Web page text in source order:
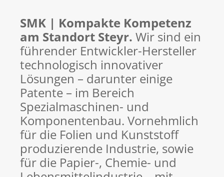
SMK | Kompakte Kompetenz
am Standort Steyr. Wir sind ein
führender Entwickler-Hersteller
technologisch innovativer
Lösungen – darunter einige
Patente – im Bereich
Spezialmaschinen- und
Komponentenbau. Vornehmlich
für die Folien und Kunststoff
produzierende Industrie, sowie
für die Papier-, Chemie- und